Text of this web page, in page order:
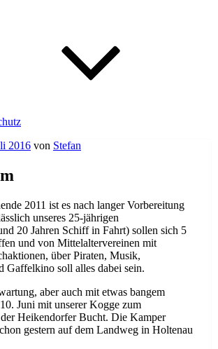
2016 von Stefan
2011 ist es nach langer Vorbereitung
unseres 25-jährigen
20 Jahren Schiff in Fahrt) sollen sich 5
und von Mittelaltervereinen mit
über Piraten, Musik,
Gaffelkino soll alles dabei sein.
aber auch mit etwas bangem
Juni mit unserer Kogge zum
Heikendorfer Bucht. Die Kamper
gestern auf dem Landweg in Holtenau